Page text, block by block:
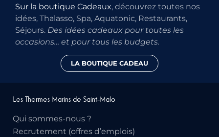
Sur la boutique Cadeaux, découvrez toutes nos
idées, Thalasso, Spa, Aquatonic, Restaurants,
Séjours. Des idées cadeaux pour toutes les
occasions… et pour tous les budgets.
LA BOUTIQUE CADEAU
Les Thermes Marins de Saint-Malo
Qui sommes-nous ?
Recrutement (offres d’emplois)